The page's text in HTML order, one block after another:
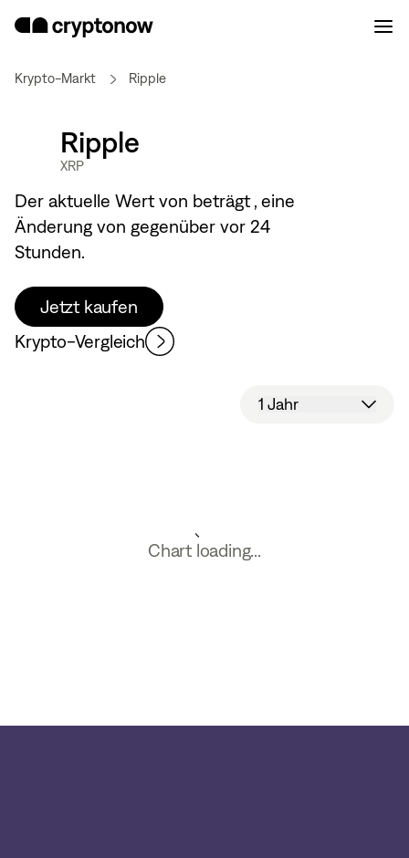
Krypto-Markt Ripple
Ripple
XRP
Der aktuelle Wert von beträgt, eine
Änderung von gegenüber vor 24
Stunden.
Jetzt kaufen
Krypto-Vergleich
1 Jahr
Chart loading...